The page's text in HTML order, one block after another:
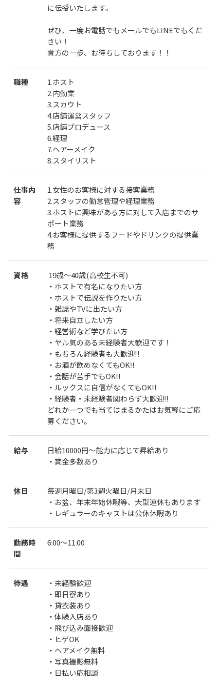
に伝授いたします。
ぜひ、一度お電話でもメールでもLINEでもくだ
さい！
貴方の一歩、お待ちしております！！
職種
1.ホスト
2.内勤業
3.スカウト
4.店舗運営スタッフ
5.店舗プロデュース
6.経理
7.ヘアーメイク
8.スタイリスト
仕事内
容
1.女性のお客様に対する接客業務
2.スタッフの勤怠管理や経理業務
3.ホストに興味がある方に対して入店までのサ
ポート業務
4.お客様に提供するフードやドリンクの提供業
務
資格
19歳～40歳(高校生不可)
・ホストで有名になりたい方
・ホストで伝説を作りたい方
・雑誌やTVに出たい方
・将来自立したい方
・経営術など学びたい方
・ヤル気のある未経験者大歓迎です！
・もちろん経験者も大歓迎!!
・お酒が飲めなくてもOK!!
・会話が苦手でもOK!!
・ルックスに自信がなくてもOK!!
・経験者・未経験者関わらず大歓迎!!
どれか一つでも当てはまるかたはお気軽にご応
募ください。
給与
日給10000円～能力に応じて昇給あり
・賞金多数あり
休日
毎週月曜日/第3週火曜日/月末日
・お盆、年末年始休暇等、大型連休もあります
・レギュラーのキャストは公休休暇あり
勤務時
間
6:00～11:00
待遇
・未経験歓迎
・即日寮あり
・貸衣装あり
・体験入店あり
・飛び込み面接歓迎
・ヒゲOK
・ヘアメイク無料
・写真撮影無料
・日払い応相談